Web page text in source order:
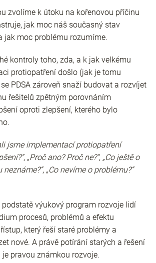
zvolíme k útoku na kořenovou příčinu
jak moc náš současný stav
jak moc problému rozumíme.
kontroly toho, zda, a k jak velkému
protiopatření došlo (jak je tomu
PDSA zároveň snaží budovat a rozvíjet
řešitelů zpětným porovnáním
oproti zlepšení, kterého bylo
jsme implementací protiopatření
, „Proč ano? Proč ne?“, „Co ještě o
, „Co nevíme o problému?“
podstatě výukový program rozvoje lidí
procesů, problémů a efektu
který řeší staré problémy a
nové. A právě potírání starých a řešení
pravou známkou rozvoje.